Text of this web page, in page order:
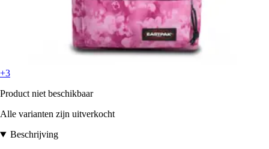
+3
Product niet beschikbaar
Alle varianten zijn uitverkocht
Beschrijving